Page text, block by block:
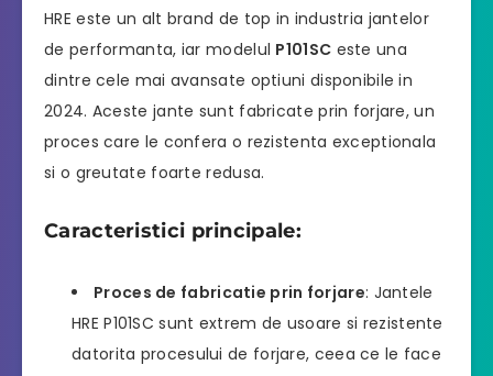
HRE este un alt brand de top in industria jantelor
de performanta, iar modelul P101SC este una
dintre cele mai avansate optiuni disponibile in
2024. Aceste jante sunt fabricate prin forjare, un
proces care le confera o rezistenta exceptionala
si o greutate foarte redusa.
Caracteristici principale:
Proces de fabricatie prin forjare: Jantele
HRE P101SC sunt extrem de usoare si rezistente
datorita procesului de forjare, ceea ce le face